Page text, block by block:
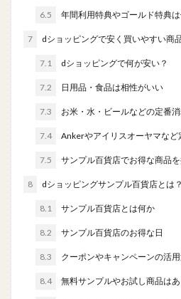
6.5 年間利用特典やゴールド特典
7 dショッピングで安く買いやすい商
7.1 dショッピングで何が安い？
7.2 日用品・食品は相性がいい
7.3 お米・水・ビールなどの定番
7.4 Ankerやアイリスオーヤマなど
7.5 サンプル百貨店でお得な商品
8 dショッピングサンプル百貨店とは？
8.1 サンプル百貨店とは何か
8.2 サンプル百貨店のお得な日
8.3 クーポンやキャンペーンの活
8.4 無料サンプルやお試し商品はあ